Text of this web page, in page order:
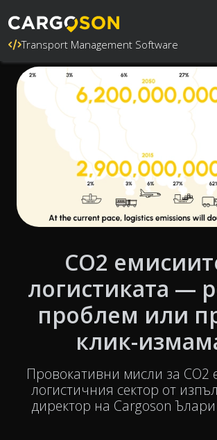
Transport Management Software
CO2
логистиката —
проблем или
клик-
Провокативни мисли за CO2
логистичния сектор от
директор на Cargoson